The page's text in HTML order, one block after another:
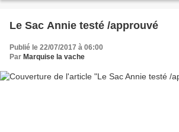
Le Sac Annie testé /approuvé
Publié le 22/07/2017 à 06:00
Par Marquise la vache